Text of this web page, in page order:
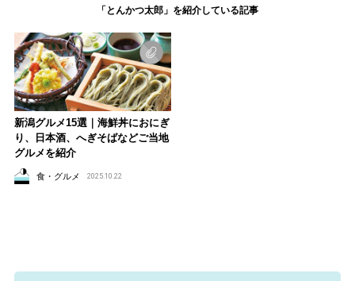
「とんかつ太郎」を紹介している記事
新潟グルメ15選｜海鮮丼におにぎ
り、日本酒、へぎそばなどご当地
グルメを紹介
食・グルメ 2025.10.22